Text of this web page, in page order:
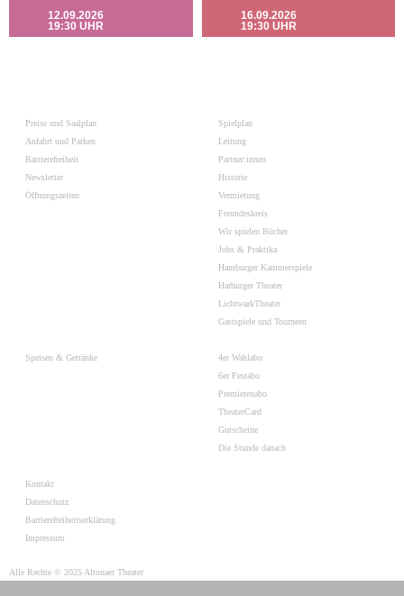
12.09.2026
19:30 UHR
16.09.2026
19:30 UHR
Preise und Saalplan
Anfahrt und Parken
Barrierefreiheit
Newsletter
Öffnungszeiten
Spielplan
Leitung
Partner:innen
Historie
Vermietung
Freundeskreis
Wir spielen Bücher
Jobs & Praktika
Hamburger Kammerspiele
Harburger Theater
LichtwarkTheater
Gastspiele und Tourneen
Speisen & Getränke
4er Wahlabo
6er Festabo
Premierenabo
TheaterCard
Gutscheine
Die Stunde danach
Kontakt
Datenschutz
Barrierefreiheitserklärung
Impressum
Alle Rechte © 2025 Altonaer Theater